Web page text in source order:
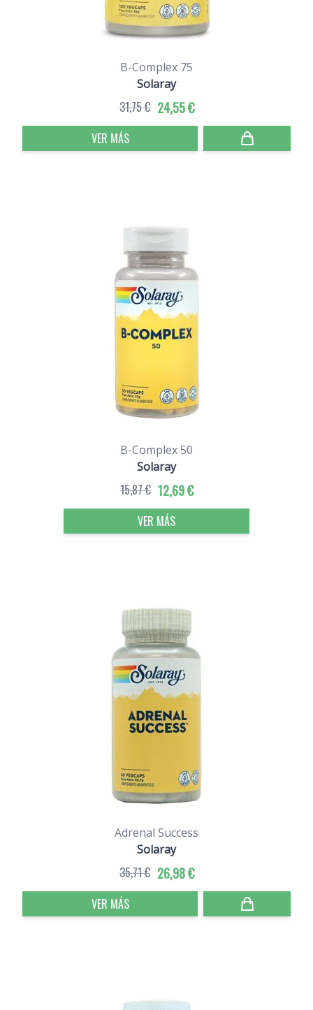
B-Complex 75
Solaray
24,55 €
31,75 €
VER MÁS
B-Complex 50
Solaray
12,69 €
15,87 €
VER MÁS
Adrenal Success
Solaray
26,98 €
35,71 €
VER MÁS